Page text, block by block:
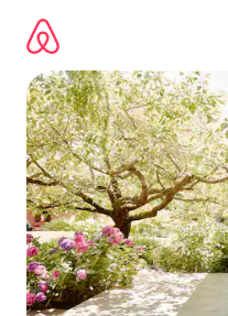
sadržaj